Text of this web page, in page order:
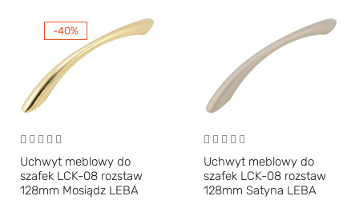
-40%
Uchwyt meblowy do
szafek LCK-08 rozstaw
128mm Mosiądz LEBA
Uchwyt meblowy do
szafek LCK-08 rozstaw
128mm Satyna LEBA